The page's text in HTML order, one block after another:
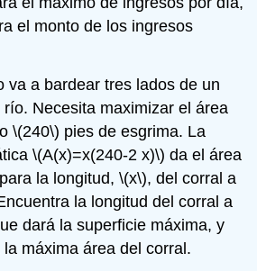
el monto de los ingresos
va a bardear tres lados de un
Necesita maximizar el área
\(240\) pies de esgrima. La
\(A(x)=x(240-2 x)\) da el área
la longitud,\(x\), del corral a
la longitud del corral a
dará la superficie máxima, y
máxima área del corral.